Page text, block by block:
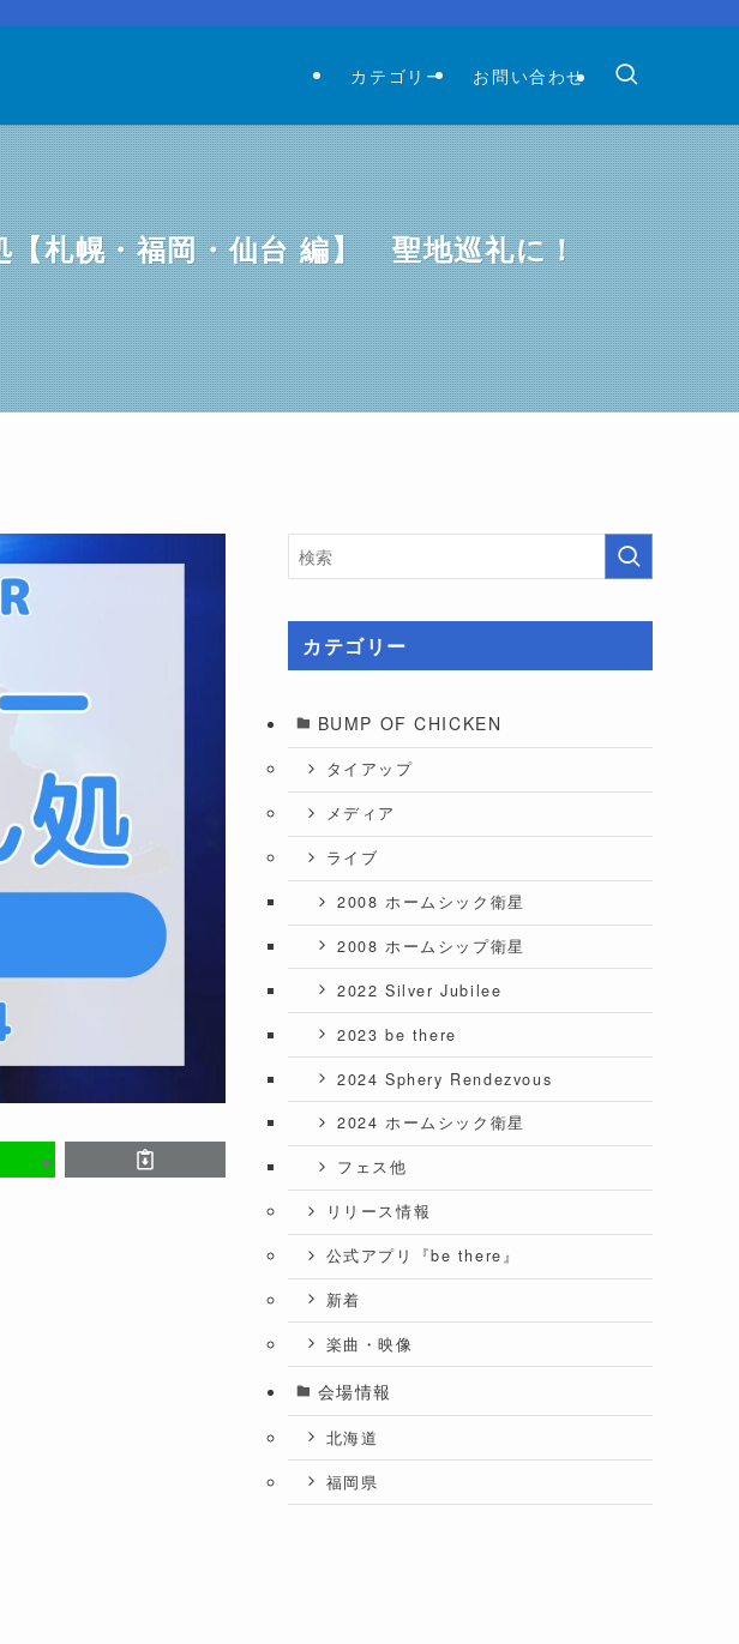
カテゴリー お問い合わせ
札幌・福岡・仙台 編】 聖地巡礼に！
カテゴリー
BUMP OF CHICKEN
タイアップ
メディア
ライブ
2008 ホームシック衛星
2008 ホームシップ衛星
2022 Silver Jubilee
2023 be there
2024 Sphery Rendezvous
2024 ホームシック衛星
フェス他
リリース情報
公式アプリ『be there』
新着
楽曲・映像
会場情報
北海道
福岡県